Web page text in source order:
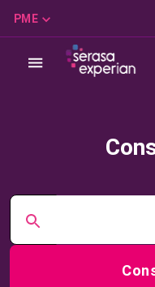
PME